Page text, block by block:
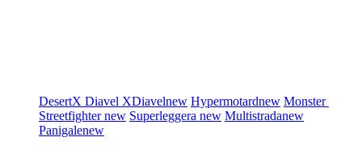
DesertX Diavel XDiavelnew Hypermotardnew Monster
Streetfighternew Superleggera new Multistradanew
Panigalenew